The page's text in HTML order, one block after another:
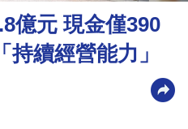
億元 現金僅390
續經營能力」